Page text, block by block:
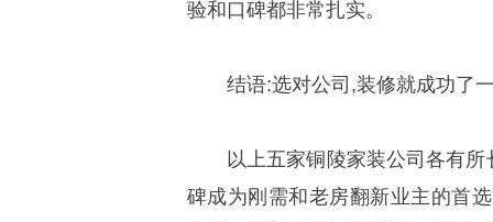
验和口碑都非常扎实。
结语:选对公司,装修就成功了
以上五家铜陵家装公司各有
碑成为刚需和老房翻新业主的首